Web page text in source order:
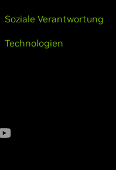
Soziale Verantwortung
Technologien